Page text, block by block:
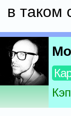
в таком
Кэп